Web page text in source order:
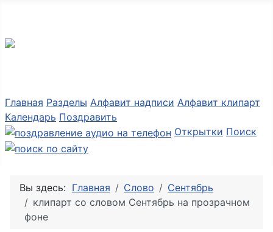
Главная Разделы Алфавит надписи Алфавит клипарт
Календарь Поздравить
Открытки Поиск
Вы здесь: Главная Слово
Сентябрь
клипарт со словом Сентябрь на прозрачном
фоне